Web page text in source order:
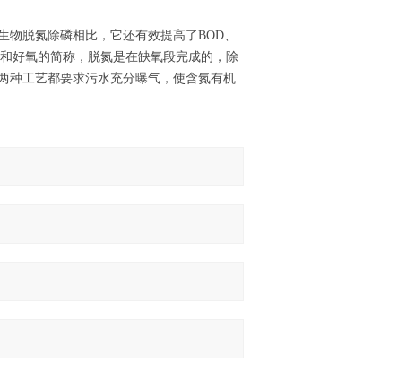
脱氮除磷相比，它还有效提高了BOD、
好氧的简称，脱氮是在缺氧段完成的，除
种工艺都要求污水充分曝气，使含氮有机